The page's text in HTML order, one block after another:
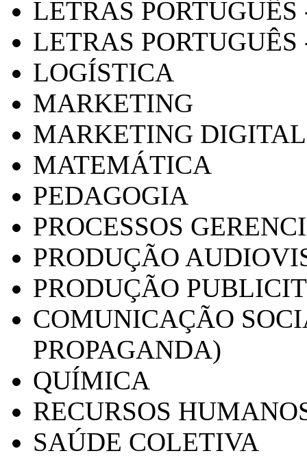
LETRAS
LETRAS PORTUGUÊS
LOGÍSTICA
MARKETING
MARKETING DIGITAL
MATEMÁTICA
PEDAGOGIA
PROCESSOS
PRODUÇÃO
PRODUÇÃO
COMUNICAÇÃO
PROPAGANDA)
QUÍMICA
RECURSOS
SAÚDE COLETIVA